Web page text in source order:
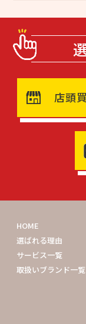
店頭
HOME
選ばれる理由
サービス一覧
取扱いブランド一覧